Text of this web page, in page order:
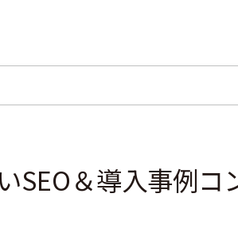
SEO＆導入事例コ